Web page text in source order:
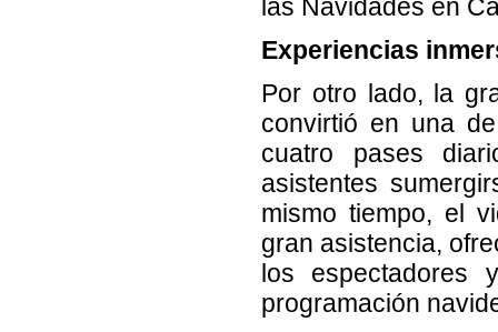
las Navidades en
Experiencias
Por otro lado, la
convirtió en una
cuatro pases
asistentes
mismo tiempo, el
gran asistencia,
los espectadores
programación